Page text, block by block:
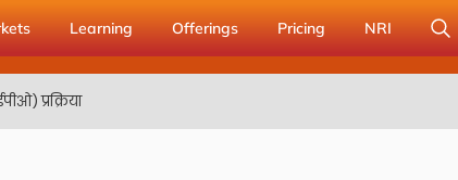
Learning Offerings Pricing NRI
प्रक्रिया